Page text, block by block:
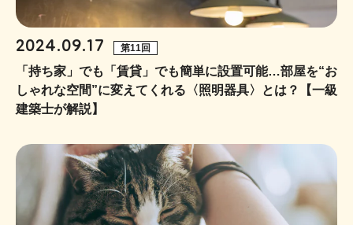
2024.09.17 第11回
「持ち家」でも「賃貸」でも簡単に設置可能…部屋を“お
しゃれな空間”に変えてくれる〈照明器具〉とは？【一級
建築士が解説】